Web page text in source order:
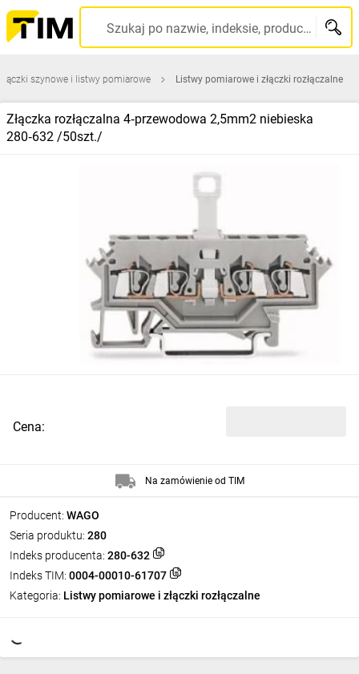
Szukaj po nazwie, indeksie, producencie, kodzie kreskowym...
szynowe i listwy pomiarowe Listwy pomiarowe i złączki rozłączalne
Złączka rozłączalna 4‑przewodowa 2,5mm2 niebieska
280‑632 /50szt./
Producent: WAGO
Seria produktu: 280
Indeks producenta: 280-632
Indeks TIM: 0004-00010-61707
Kategoria: Listwy pomiarowe i złączki rozłączalne
Cena:
Na zamówienie od TIM